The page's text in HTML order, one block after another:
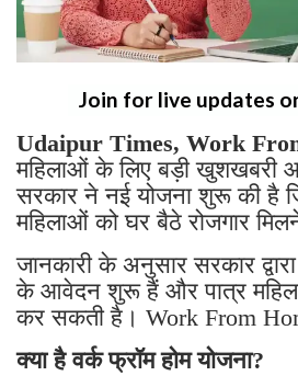
Join for live updates
Udaipur Times, Work
महिलाओं के लिए बड़ी खुशखबरी
सरकार ने नई योजना शुरू की है
महिलाओं को घर बैठे रोजगार
जानकारी के अनुसार सरकार
के आवेदन शुरू हैं और पात्र
कर सकती है। Work From
क्या है वर्क फ्रॉम होम योजना?